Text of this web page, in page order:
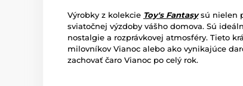
Výrobky z kolekcie Toy's Fantasysú nielen
sviatočnej výzdoby vášho domova. Sú
nostalgie a rozprávkovej atmosféry. Tieto
milovníkov Vianoc alebo ako vynikajúce
zachovať čaro Vianoc po celý rok.